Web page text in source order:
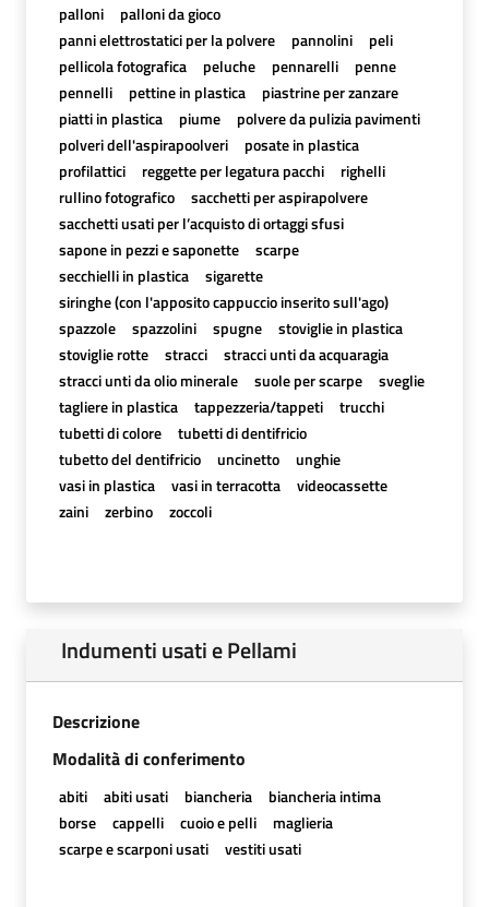
palloni
palloni da gioco
panni elettrostatici per la polvere
pannolini
peli
pellicola fotografica
peluche pennarelli
penne
pennelli
pettine in plastica
piastrine per zanzare
piatti in plastica
piume
polvere da pulizia pavimenti
polveri dell'aspirapoolveri
posate in plastica
profilattici
reggette per legatura pacchi
righelli
rullino fotografico
sacchetti per aspirapolvere
sacchetti usati per l’acquisto di ortaggi sfusi
sapone in pezzi e saponette
scarpe
secchielli in plastica
sigarette
siringhe (con l'apposito cappuccio inserito sull'ago)
spazzole
spazzolini spugne
stoviglie in plastica
stoviglie rotte
stracci
stracci unti da acquaragia
stracci unti da olio minerale
suole per scarpe
sveglie
tagliere in plastica
tappezzeria/tappeti
trucchi
tubetti di colore
tubetti di dentifricio
tubetto del dentifricio
uncinetto
unghie
vasi in plastica
vasi in terracotta
videocassette
zaini
zerbino zoccoli
Indumenti usati e Pellami
Descrizione
Modalità di conferimento
abiti abiti usati biancheria
biancheria intima
borse
cappelli cuoio e pelli
maglieria
scarpe e scarponi usati
vestiti usati